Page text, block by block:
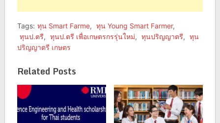
Tags: ทุน Smart Farme, ทุน Young Smart Farmer,
ทุนป.ตรี, ทุนป.ตรี เพื่อเกษตรกรรุ่นใหม่, ทุนปริญญาตรี, ทุน
ปริญญาตรี เกษตร
Related Posts